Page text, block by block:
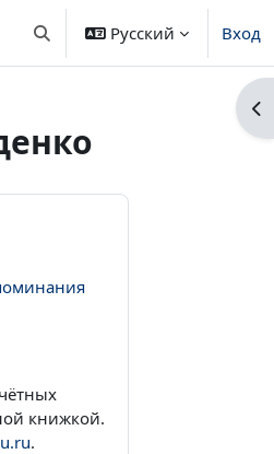
Изменить данные поисковой
Русский Вход
книжкой.
.